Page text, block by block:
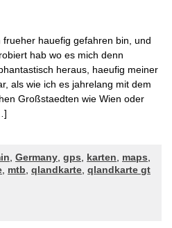
hauefig gefahren bin, und
hab wo es mich denn
heraus, haeufig meiner
als wie ich es jahrelang mit dem
Großstaedten wie Wien oder
, Germany, gps, karten, maps,
, mtb, qlandkarte, qlandkarte gt